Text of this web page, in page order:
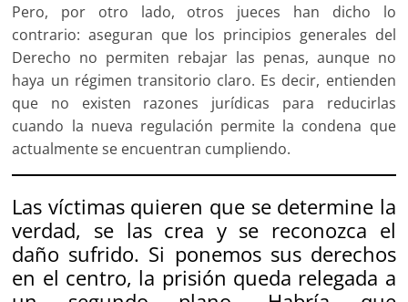
Pero, por otro lado, otros jueces han dicho lo
contrario: aseguran que los principios generales del
Derecho no permiten rebajar las penas, aunque no
haya un régimen transitorio claro. Es decir, entienden
que no existen razones jurídicas para reducirlas
cuando la nueva regulación permite la condena que
actualmente se encuentran cumpliendo.
Las víctimas quieren que se determine la
verdad, se las crea y se reconozca el
daño sufrido. Si ponemos sus derechos
en el centro, la prisión queda relegada a